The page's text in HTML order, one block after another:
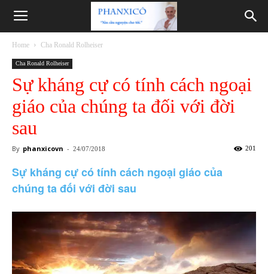
Phanxicô
Home Cha Ronald Rolheiser
Cha Ronald Rolheiser
Sự kháng cự có tính cách ngoại
giáo của chúng ta đối với đời
sau
By phanxicovn - 24/07/2018 201
Sự kháng cự có tính cách ngoại giáo của
chúng ta đối với đời sau